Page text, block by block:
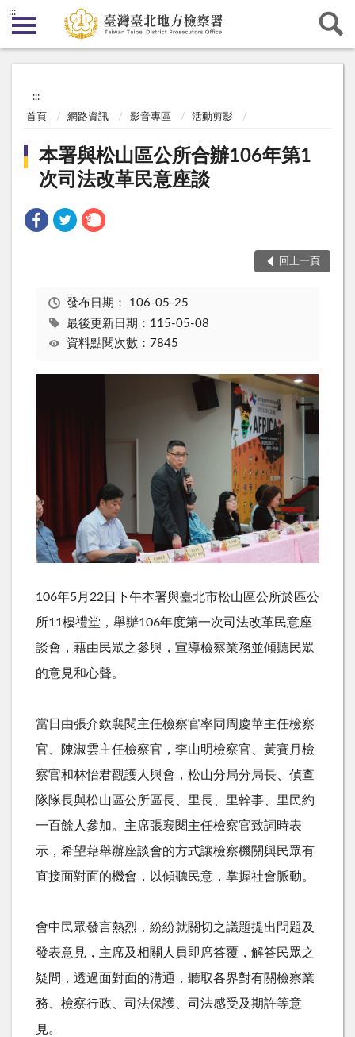
:::
:::
首頁 網路資訊 影音專區 活動剪影
本署與松山區公所合辦106年第1
次司法改革民意座談
回上一頁
發布日期： 106-05-25
最後更新日期：115-05-08
資料點閱次數：7845
106年5月22日下午本署與臺北市松山區公所於區公
所11樓禮堂，舉辦106年度第一次司法改革民意座
談會，藉由民眾之參與，宣導檢察業務並傾聽民眾
的意見和心聲。
當日由張介欽襄閱主任檢察官率同周慶華主任檢察
官、陳淑雲主任檢察官，李山明檢察官、黃賽月檢
察官和林怡君觀護人與會，松山分局分局長、偵查
隊隊長與松山區公所區長、里長、里幹事、里民約
一百餘人參加。主席張襄閱主任檢察官致詞時表
示，希望藉舉辦座談會的方式讓檢察機關與民眾有
直接面對面的機會，以傾聽民意，掌握社會脈動。
會中民眾發言熱烈，紛紛就關切之議題提出問題及
發表意見，主席及相關人員即席答覆，解答民眾之
疑問，透過面對面的溝通，聽取各界對有關檢察業
務、檢察行政、司法保護、司法感受及期許等意
見。